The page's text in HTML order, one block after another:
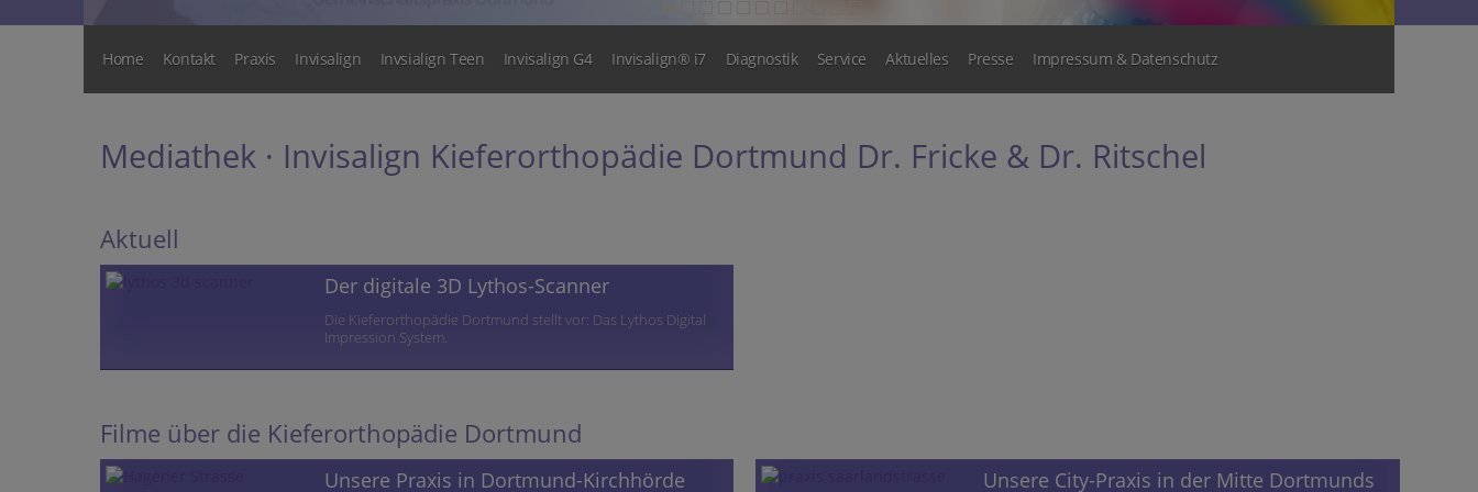
Home Kontakt Praxis Invisalign Invsialign Teen Invisalign G4 Invisalign® i7 Diagnostik Service Aktuelles Presse Impressum & Datenschutz
Mediathek · Invisalign Kieferorthopädie Dortmund Dr. Fricke & Dr. Ritschel
Aktuell
Der digitale 3D Lythos-Scanner
Die Kieferorthopädie Dortmund stellt vor: Das Lythos Digital
Impression System.
Filme über die Kieferorthopädie Dortmund
Unsere Praxis in Dortmund-Kirchhörde Unsere City-Praxis in der Mitte Dortmunds